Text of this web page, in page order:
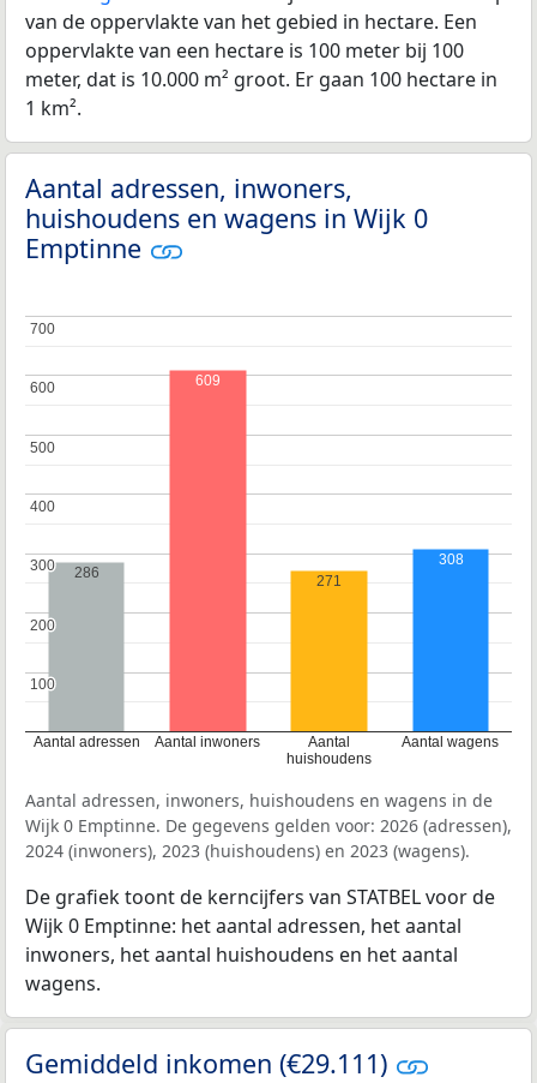
van de oppervlakte van het gebied in hectare. Een
oppervlakte van een hectare is 100 meter bij 100
meter, dat is 10.000 m² groot. Er gaan 100 hectare in
1 km².
Aantal adressen, inwoners,
huishoudens en wagens in Wijk 0
Emptinne
Aantal adressen Aantal inwoners
Aantal
huishoudens
Aantal wagens
100
100
200
200
300
300
400
400
500
500
600
600
700
700
286
609
271
308
Aantal adressen, inwoners, huishoudens en wagens in de
Wijk 0 Emptinne. De gegevens gelden voor: 2026 (adressen),
2024 (inwoners), 2023 (huishoudens) en 2023 (wagens).
De grafiek toont de kerncijfers van STATBEL voor de
Wijk 0 Emptinne: het aantal adressen, het aantal
inwoners, het aantal huishoudens en het aantal
wagens.
Gemiddeld inkomen (€29.111)